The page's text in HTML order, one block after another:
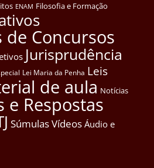
ENAM Filosofia e Formação
Concursos
Jurisprudência
Lei Maria da Penha Leis
de aula Notícias
e Respostas
SúmulasVídeos Áudio e